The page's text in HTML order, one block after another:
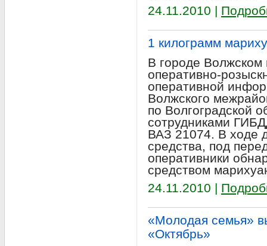
24.11.2010 |
1 килограмм
В городе
оперативно-
оперативной
Волжского
по Волгоградской
сотрудниками
ВАЗ 21074. В ходе
средства, под
оперативники
средством
24.11.2010 |
«Молодая семья»
«Октябрь»